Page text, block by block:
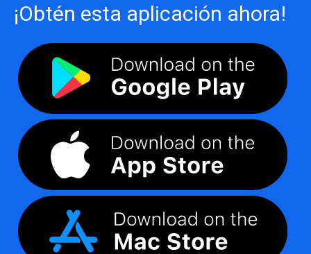
¡Obtén esta aplicación ahora!